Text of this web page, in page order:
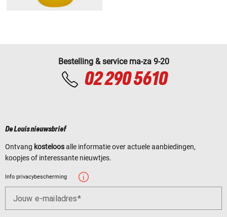
Bestelling & service ma-za 9-20
02 290 5610
De Louis nieuwsbrief
Ontvang kosteloosalle informatie over actuele aanbiedingen,
koopjes of interessante nieuwtjes.
Info privacybescherming
Jouw e-mailadres